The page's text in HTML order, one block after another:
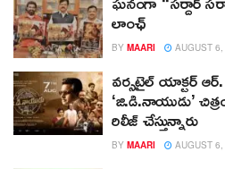
లాంఛ్
BY MAARI AUGUST
వర్సటైల్ యాక్టర్
‘జి.డి.నాయుడు’
రిలీజ్ చేస్తున్నారు
BY MAARI AUGUST